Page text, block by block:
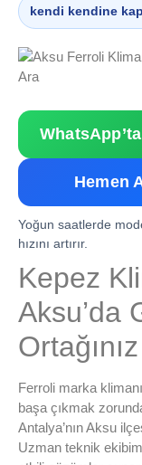
kendi kendine
Hemen
Yoğun saatlerde
hızını artırır.
Kepez
Aksu’da
Ortağınız
Ferroli marka
başa çıkmak
Antalya’nın Aksu
Uzman teknik